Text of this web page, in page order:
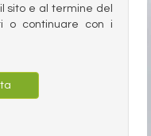
sito e al termine del
o continuare con i